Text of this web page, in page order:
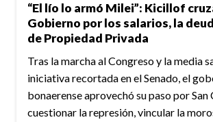
“El lío lo armó Milei”: Kicillof
Gobierno por los salarios, la
de Propiedad Privada
Tras la marcha al Congreso y la media
iniciativa recortada en el Senado, el
bonaerense aprovechó su paso por San
cuestionar la represión, vincular la